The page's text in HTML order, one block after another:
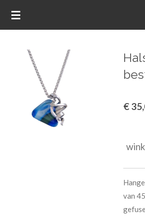
Ga
hoofdinhoud
€
van